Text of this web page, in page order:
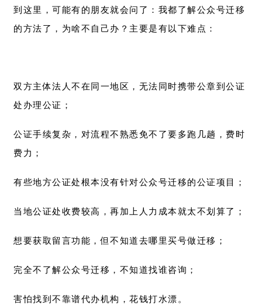
到这里，可能有的朋友就会问了：我都了解公众号迁移
的方法了，为啥不自己办？主要是有以下难点：
双方主体法人不在同一地区，无法同时携带公章到公证
处办理公证；
公证手续复杂，对流程不熟悉免不了要多跑几趟，费时
费力；
有些地方公证处根本没有针对公众号迁移的公证项目；
当地公证处收费较高，再加上人力成本就太不划算了；
想要获取留言功能，但不知道去哪里买号做迁移；
完全不了解公众号迁移，不知道找谁咨询；
害怕找到不靠谱代办机构，花钱打水漂。